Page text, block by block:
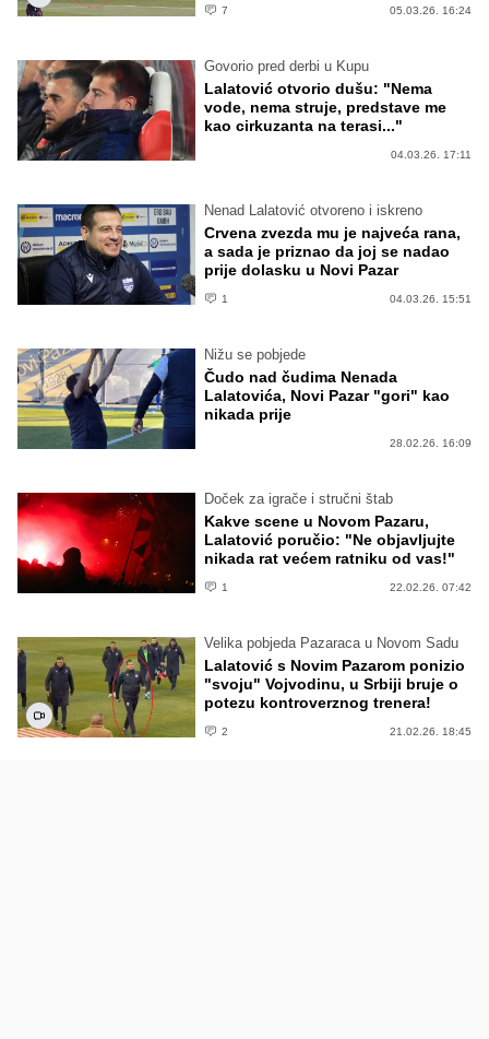
7 05.03.26. 16:24
Govorio pred derbi u Kupu
Lalatović otvorio dušu: "Nema
vode, nema struje, predstave me
kao cirkuzanta na terasi..."
04.03.26. 17:11
Nenad Lalatović otvoreno i iskreno
Crvena zvezda mu je najveća rana,
a sada je priznao da joj se nadao
prije dolasku u Novi Pazar
1 04.03.26. 15:51
Nižu se pobjede
Čudo nad čudima Nenada
Lalatovića, Novi Pazar "gori" kao
nikada prije
28.02.26. 16:09
Doček za igrače i stručni štab
Kakve scene u Novom Pazaru,
Lalatović poručio: "Ne objavljujte
nikada rat većem ratniku od vas!"
1 22.02.26. 07:42
Velika pobjeda Pazaraca u Novom Sadu
Lalatović s Novim Pazarom ponizio
"svoju" Vojvodinu, u Srbiji bruje o
potezu kontroverznog trenera!
2 21.02.26. 18:45